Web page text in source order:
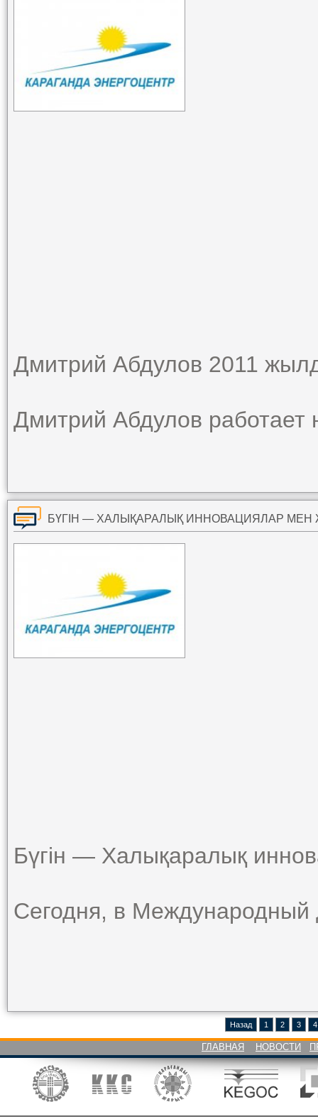
Дмитрий Абдулов 2011
Дмитрий Абдулов работает
БҮГІН — ХАЛЫҚАРАЛЫҚ ИННОВАЦИЯЛАР МЕН
Бүгін — Халықаралық
Сегодня, в Международный
Назад 1 2 3 4
ГЛАВНАЯ НОВОСТИ